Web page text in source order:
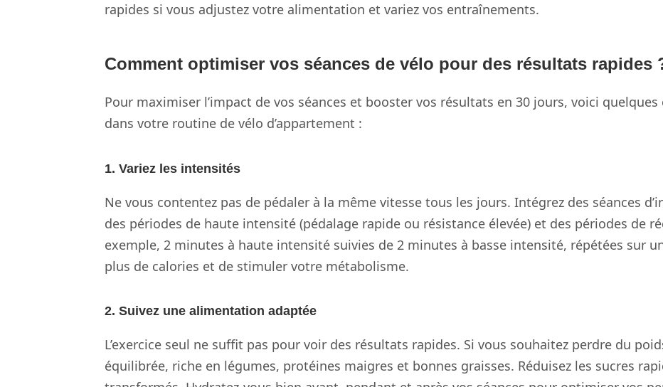
rapides si vous adjustez votre alimentation et variez vos entraînements.
Comment optimiser vos séances de vélo pour des résultats rapides
Pour maximiser l’impact de vos séances et booster vos résultats en 30 jours, voici
dans votre routine de vélo d’appartement :
1. Variez les intensités
Ne vous contentez pas de pédaler à la même vitesse tous les jours. Intégrez des séances
des périodes de haute intensité (pédalage rapide ou résistance élevée) et des périodes de
exemple, 2 minutes à haute intensité suivies de 2 minutes à basse intensité, répétées sur
plus de calories et de stimuler votre métabolisme.
2. Suivez une alimentation adaptée
L’exercice seul ne suffit pas pour voir des résultats rapides. Si vous souhaitez perdre du
équilibrée, riche en légumes, protéines maigres et bonnes graisses. Réduisez les sucres